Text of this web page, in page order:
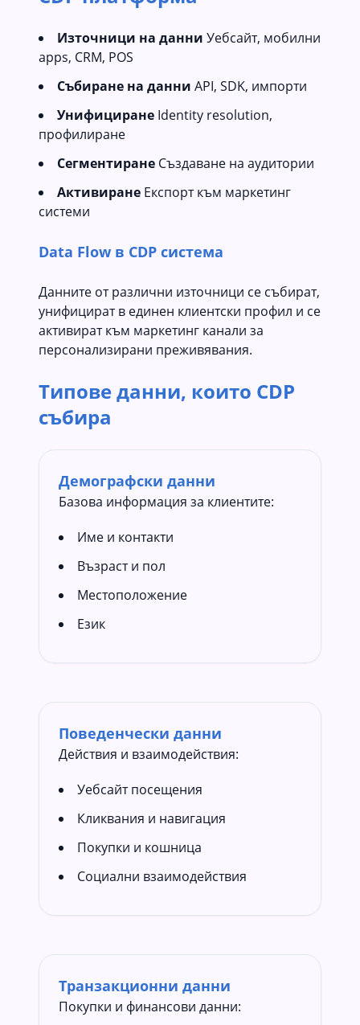
Източници на данни Уебсайт, мобилни
apps, CRM, POS
Събиране на данни API, SDK, импорти
Унифициране Identity resolution,
профилиране
Сегментиране Създаване на аудитории
Активиране Експорт към маркетинг
системи
Data Flow в CDP система
Данните от различни източници се събират,
унифицират в единен клиентски профил и се
активират към маркетинг канали за
персонализирани преживявания.
Типове данни, които CDP
събира
Демографски данни
Базова информация за клиентите:
Име и контакти
Възраст и пол
Местоположение
Език
Поведенчески данни
Действия и взаимодействия:
Уебсайт посещения
Кликвания и навигация
Покупки и кошница
Социални взаимодействия
Транзакционни данни
Покупки и финансови данни: